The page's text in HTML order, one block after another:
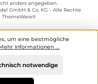
anders angegeben.
GmbH & Co. KG - Alle Rechte
ThemeWare®
um eine bestmögliche
Informationen ...
notwendige